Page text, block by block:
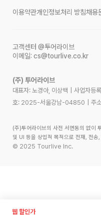
이용약관개인정보처리 방침채용
고객센터 @투어라이브
이메일: cs@tourlive.co.kr
(주) 투어라이브
대표자: 노경아, 이상백 사업자등
호: 2025-서울강남-04850 주
(주)투어라이브의 사전 서면동의 없이
및 UI 등을 상업적 목적으로 전재, 전
© 2025 Tourlive Inc.
웹 할인가